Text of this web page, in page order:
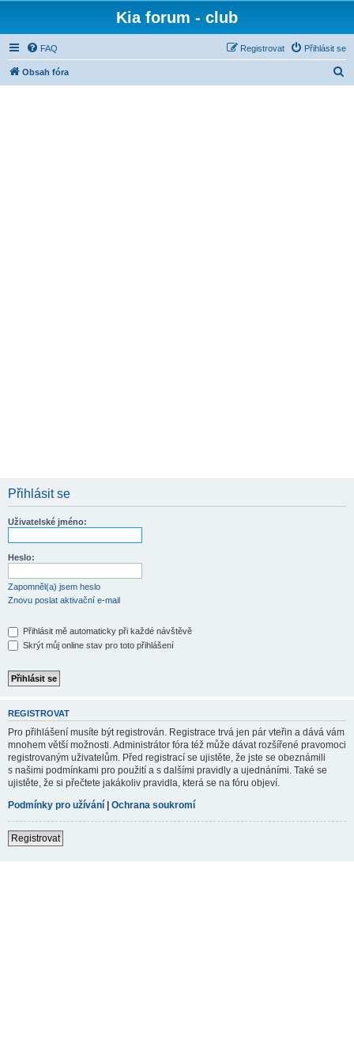
Kia forum - club
FAQ Přihlásit se
Registrovat
Obsah fóra
Přihlásit se
Uživatelské jméno:
Heslo:
Zapomněl(a) jsem heslo
Znovu poslat aktivační e-mail
Přihlásit mě automaticky při každé návštěvě
Skrýt můj online stav pro toto přihlášení
REGISTROVAT
Pro přihlášení musíte být registrován. Registrace trvá jen pár vteřin a dává vám
mnohem větší možnosti. Administrátor fóra též může dávat rozšířené pravomoci
registrovaným uživatelům. Před registrací se ujistěte, že jste se obeznámili
s našimi podmínkami pro použití a s dalšími pravidly a ujednáními. Také se
ujistěte, že si přečtete jakákoliv pravidla, která se na fóru objeví.
Podmínky pro užívání | Ochrana soukromí
Registrovat